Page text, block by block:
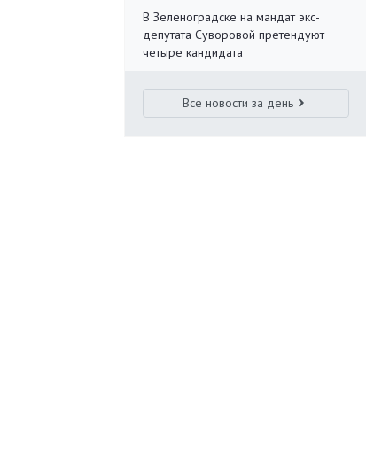
В Зеленоградске на мандат экс-
депутата Суворовой претендуют
четыре кандидата
Все новости за день